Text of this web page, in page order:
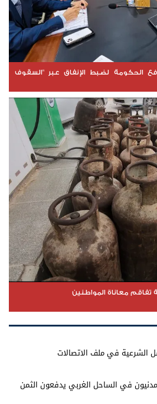
الحكومة لضبط الإنفاق عبر "السقوف
تفاقم معاناة المواطنين
الشرعية في ملف الاتصالات
في الساحل الغربي يدفعون الثمن